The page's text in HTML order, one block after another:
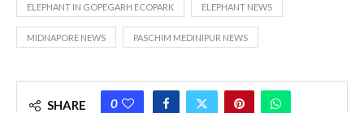
ELEPHANT IN GOPEGARH ECOPARK ELEPHANT NEWS
MIDNAPORE NEWS PASCHIM MEDINIPUR NEWS
SHARE 0